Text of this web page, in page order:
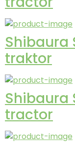
Shibaura
traktor
Shibaura
tractor